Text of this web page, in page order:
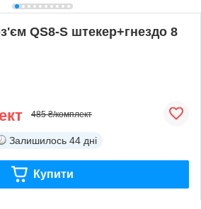
QS8-S штекер+гнездо 8
485 ₴/комплект
Залишилось 44 дні
Купити